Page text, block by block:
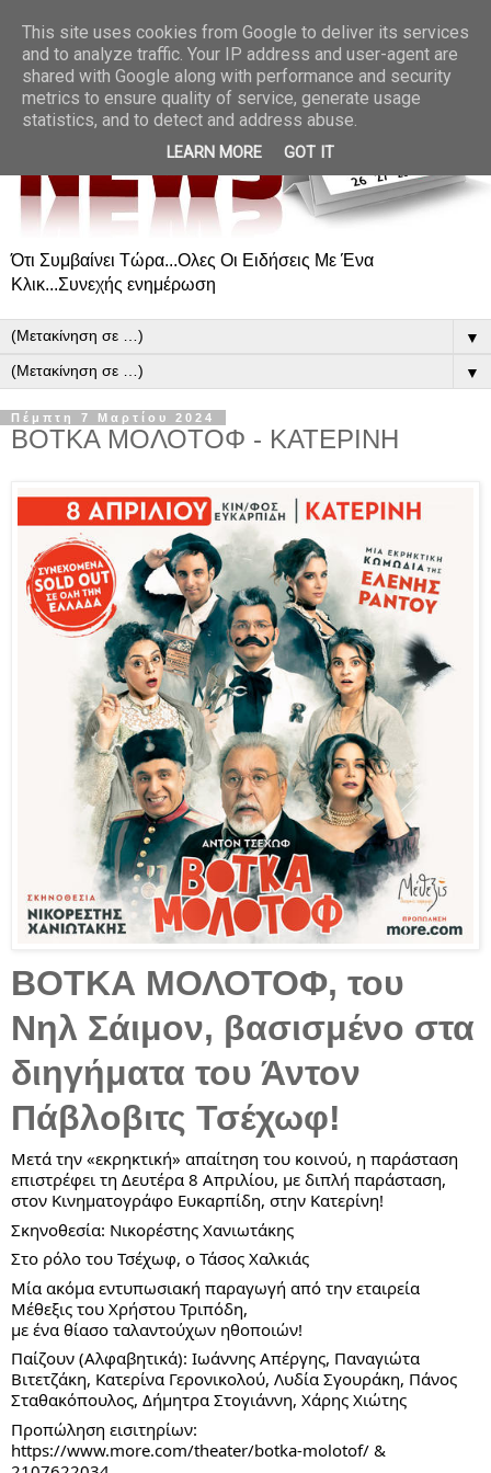
Ότι Συμβαίνει Τώρα...Ολες Οι Ειδήσεις Με Ένα
Κλικ...Συνεχής ενημέρωση
▼
▼
Πέμπτη 7 Μαρτίου 2024
ΒΟΤΚΑ ΜΟΛΟΤΟΦ - ΚΑΤΕΡΙΝΗ
ΒΟΤΚΑ ΜΟΛΟΤΟΦ, του
Νηλ Σάιμον, βασισμένο στα
διηγήματα του Άντον
Πάβλοβιτς Τσέχωφ!
Μετά την «εκρηκτική» απαίτηση του κοινού, η παράσταση
επιστρέφει τη Δευτέρα 8 Απριλίου, με διπλή παράσταση,
στον Κινηματογράφο Ευκαρπίδη, στην Κατερίνη!
Σκηνοθεσία: Νικορέστης Χανιωτάκης
Στο ρόλο του Τσέχωφ, ο Τάσος Χαλκιάς
Μία ακόμα εντυπωσιακή παραγωγή από την εταιρεία
Μέθεξις του Χρήστου Τριπόδη,
με ένα θίασο ταλαντούχων ηθοποιών!
Παίζουν (Αλφαβητικά): Ιωάννης Απέργης, Παναγιώτα
Βιτετζάκη, Κατερίνα Γερονικολού, Λυδία Σγουράκη, Πάνος
Σταθακόπουλος, Δήμητρα Στογιάννη, Χάρης Χιώτης
Προπώληση εισιτηρίων:
https://www.more.com/theater/botka-molotof/ &
This site uses cookies from Google to deliver its services
and to analyze traffic. Your IP address and user-agent are
shared with Google along with performance and security
metrics to ensure quality of service, generate usage
statistics, and to detect and address abuse.
LEARN MORE GOT IT